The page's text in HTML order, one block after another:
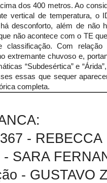
dos 400 metros. Ao
vertical de temperatura, o
desconforto, além de não
não acontece com o TE
classificação. Com relação
extremante chuvoso e,
“Subdesértica” e
essas que sequer
completa.
-
SARA
- GUSTAVO